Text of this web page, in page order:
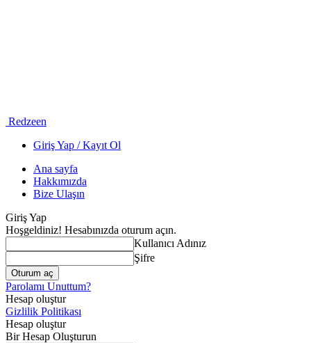
Redzeen
Giriş Yap / Kayıt Ol
Ana sayfa
Hakkımızda
Bize Ulaşın
Giriş Yap
Hoşgeldiniz! Hesabınızda oturum açın.
Kullanıcı Adınız
Şifre
Parolamı Unuttum?
Hesap oluştur
Gizlilik Politikası
Hesap oluştur
Bir Hesap Oluşturun